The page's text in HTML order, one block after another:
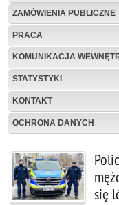
ZAMÓWIENIA PUBLICZNE
PRACA
KOMUNIKACJA
STATYSTYKI
KONTAKT
OCHRONA DANYCH
się